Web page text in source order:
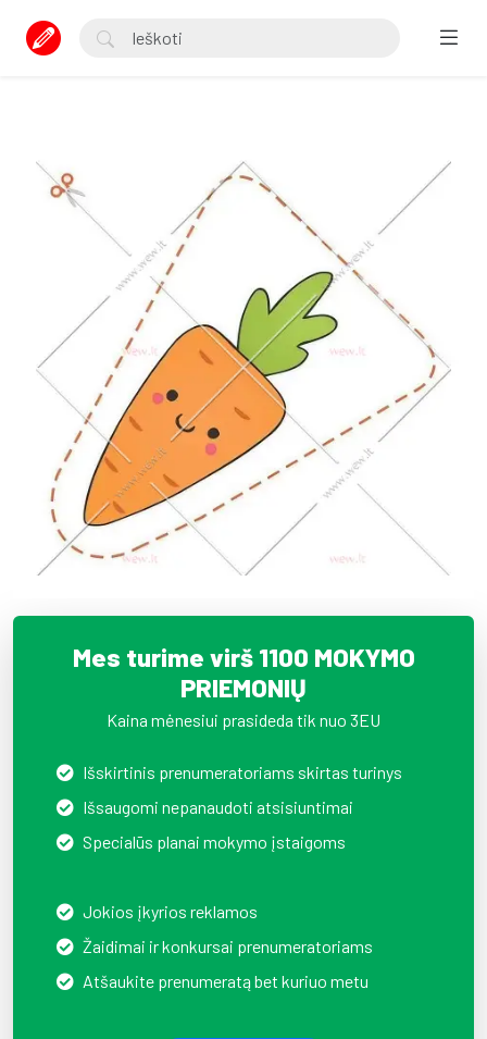
Mes turime virš 1100 MOKYMO
PRIEMONIŲ
Kaina mėnesiui prasideda tik nuo 3EU
Išskirtinis prenumeratoriams skirtas turinys
Išsaugomi nepanaudoti atsisiuntimai
Specialūs planai mokymo įstaigoms
Jokios įkyrios reklamos
Žaidimai ir konkursai prenumeratoriams
Atšaukite prenumeratą bet kuriuo metu